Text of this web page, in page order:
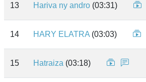
13 Hariva ny andro (03:31)
14 HARY ELATRA (03:03)
15 Hatraiza (03:18)